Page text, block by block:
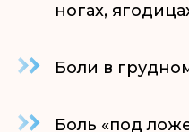
ногах,
Боли в
Боль «под